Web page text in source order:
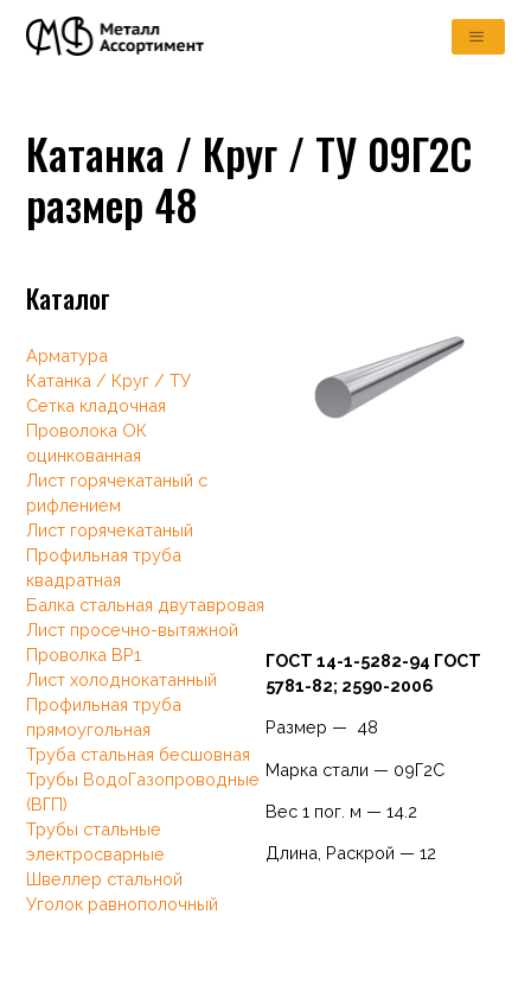
Катанка / Круг / ТУ 09Г2С
размер 48
Каталог
Арматура
Катанка / Круг / ТУ
Сетка кладочная
Проволока ОК
оцинкованная
Лист горячекатаный с
рифлением
Лист горячекатаный
Профильная труба
квадратная
Балка стальная двутавровая
Лист просечно-вытяжной
Проволка ВР1
Лист холоднокатанный
Профильная труба
прямоугольная
Труба стальная бесшовная
Трубы ВодоГазопроводные
(ВГП)
Трубы стальные
электросварные
Швеллер стальной
Уголок равнополочный
ГОСТ 14-1-5282-94 ГОСТ
5781-82; 2590-2006
Размер — 48
Марка стали — 09Г2С
Вес 1 пог. м — 14.2
Длина, Раскрой — 12